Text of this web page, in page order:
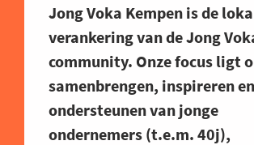
Jong Voka Kempen is de
verankering van de Jong
community. Onze focus ligt
samenbrengen, inspireren en
ondersteunen van jonge
ondernemers (t.e.m. 40j),